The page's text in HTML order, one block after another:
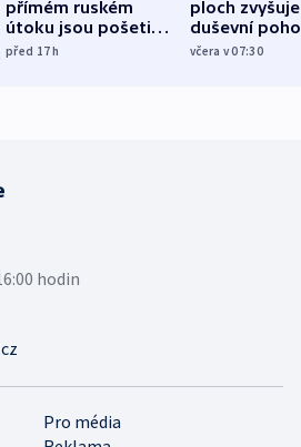
přímém ruském
útoku jsou pošetilé,
míní estonský
před 17h
ploch zvyšuje
duševní
ukázala
včera v 07:30
Pro média
hodin